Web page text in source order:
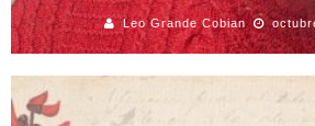
Leo Grande Cobian